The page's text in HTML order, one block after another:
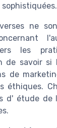
ne
les
de savoir si
de
éthiques.
d' étude de